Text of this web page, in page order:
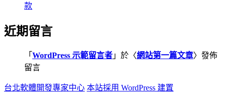
款
近期留言
「 WordPress 示範留言者 」於〈網站第一篇文章〉發佈
留言
台北軟體開發專家中心 本站採用 WordPress 建置